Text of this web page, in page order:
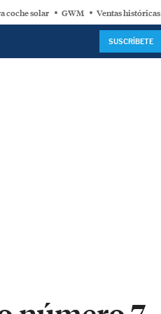
coche solar GWM Ventas históricas
SUSCRÍBETE